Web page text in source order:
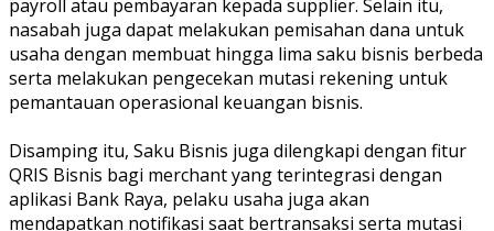
payroll atau pembayaran kepada supplier. Selain itu,
nasabah juga dapat melakukan pemisahan dana untuk
usaha dengan membuat hingga lima saku bisnis berbeda
serta melakukan pengecekan mutasi rekening untuk
pemantauan operasional keuangan bisnis.
Disamping itu, Saku Bisnis juga dilengkapi dengan fitur
QRIS Bisnis bagi merchant yang terintegrasi dengan
aplikasi Bank Raya, pelaku usaha juga akan
mendapatkan notifikasi saat bertransaksi serta mutasi